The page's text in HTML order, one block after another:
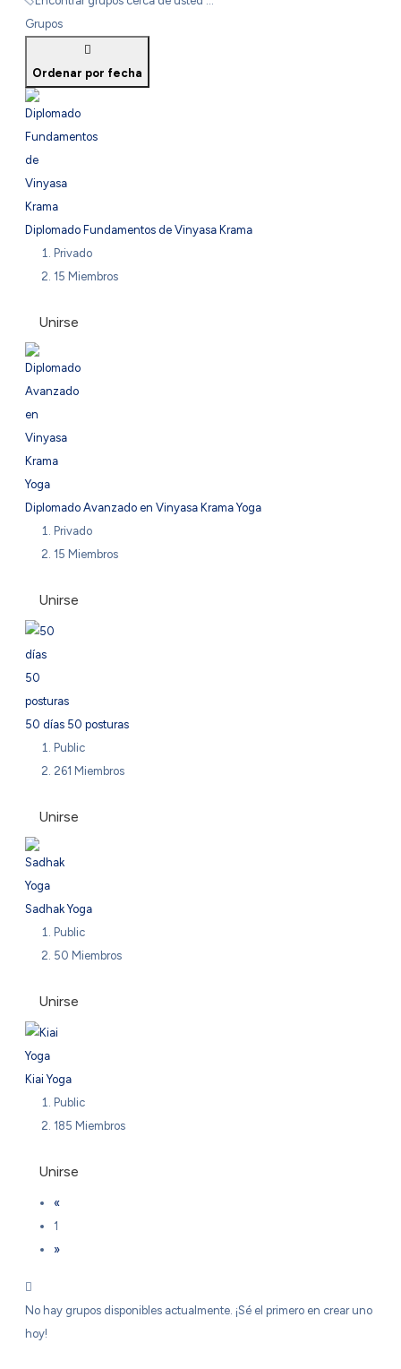
Grupos
Ordenar por fecha
Diplomado Fundamentos de Vinyasa Krama
Privado
15 Miembros
Unirse
Diplomado Avanzado en Vinyasa Krama Yoga
Privado
15 Miembros
Unirse
50 días 50 posturas
Public
261 Miembros
Unirse
Sadhak Yoga
Public
50 Miembros
Unirse
Kiai Yoga
Public
185 Miembros
Unirse
«
1
»
No hay grupos disponibles actualmente. ¡Sé el primero en crear uno
hoy!